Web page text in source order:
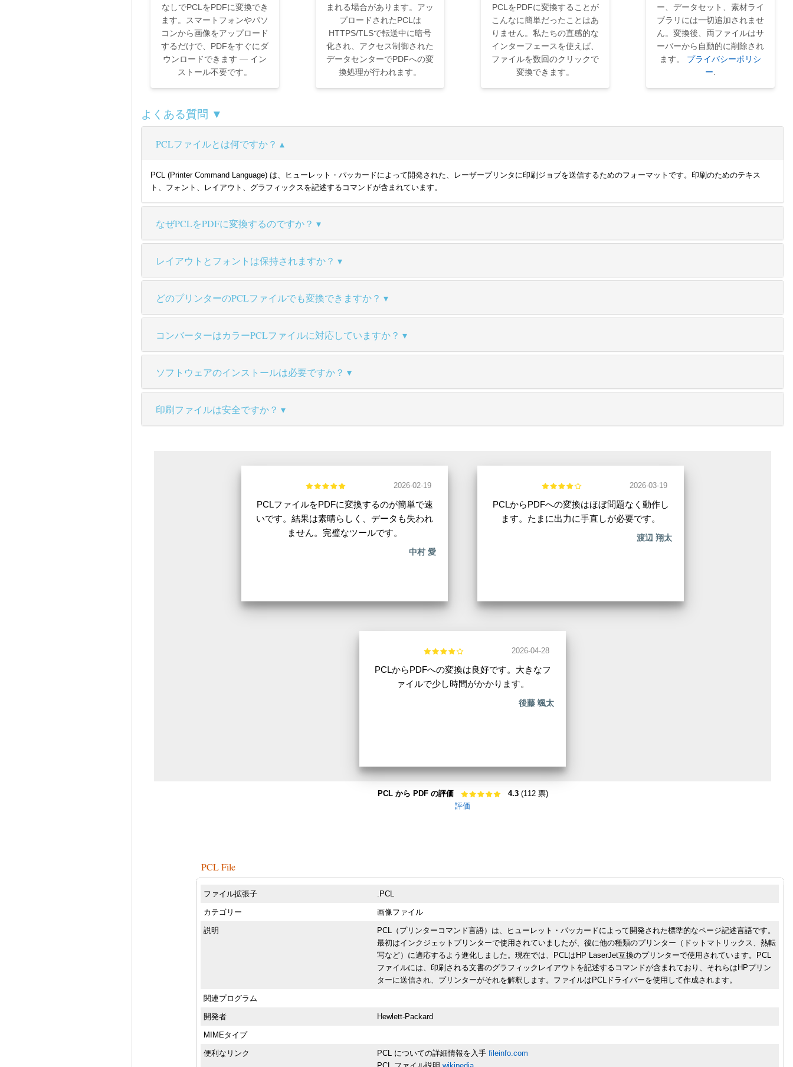
なしでPCLをPDFに変換でき
ます。スマートフォンやパソ
コンから画像をアップロード
するだけで、PDFをすぐにダ
ウンロードできます — イン
ストール不要です。
まれる場合があります。アッ
プロードされたPCLは
HTTPS/TLSで転送中に暗号
化され、アクセス制御された
データセンターでPDFへの変
換処理が行われます。
PCLをPDFに変換することが
こんなに簡単だったことはあ
りません。私たちの直感的な
インターフェースを使えば、
ファイルを数回のクリックで
変換できます。
ー、データセット、素材ライ
ブラリには一切追加されませ
ん。変換後、両ファイルはサ
ーバーから自動的に削除され
ます。 プライバシーポリシ
ー
よくある質問 ▼
PCLファイルとは何ですか？
PCL (Printer Command Language) は、ヒューレット・パッカードによって開発された、レーザープリンタに印刷ジョブを送信するためのフォーマットです。印刷のためのテキス
ト、フォント、レイアウト、グラフィックスを記述するコマンドが含まれています。
なぜPCLをPDFに変換するのですか？
レイアウトとフォントは保持されますか？
どのプリンターのPCLファイルでも変換できますか？
コンバーターはカラーPCLファイルに対応していますか？
ソフトウェアのインストールは必要ですか？
印刷ファイルは安全ですか？
2026-02-19
PCLファイルをPDFに変換するのが簡単で速
いです。結果は素晴らしく、データも失われ
ません。完璧なツールです。
中村 愛
2026-03-19
PCLからPDFへの変換はほぼ問題なく動作し
ます。たまに出力に手直しが必要です。
渡辺 翔太
2026-04-28
PCLからPDFへの変換は良好です。大きなフ
ァイルで少し時間がかかります。
後藤 颯太
PCL から PDF の評価 4.3(112 票)
評価
PCL File
ファイル拡張子 .PCL
カテゴリー 画像ファイル
説明
PCL（プリンターコマンド言語）は、ヒューレット・パッカードによって開発された標準的なページ記述言語です。
最初はインクジェットプリンターで使用されていましたが、後に他の種類のプリンター（ドットマトリックス、熱転
写など）に適応するよう進化しました。現在では、PCLはHP LaserJet互換のプリンターで使用されています。PCL
ファイルには、印刷される文書のグラフィックレイアウトを記述するコマンドが含まれており、それらはHPプリン
ターに送信され、プリンターがそれを解釈します。ファイルはPCLドライバーを使用して作成されます。
関連プログラム
開発者 Hewlett-Packard
MIMEタイプ
便利なリンク PCL についての詳細情報を入手fileinfo.com